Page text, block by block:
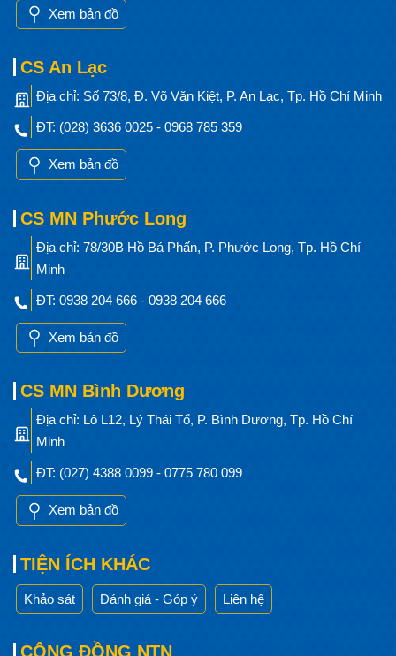
Xem bản đồ
CS An Lạc
Địa chỉ: Số 73/8, Đ. Võ Văn Kiệt, P. An Lạc, Tp. Hồ Chí Minh
ĐT: (028) 3636 0025 - 0968 785 359
Xem bản đồ
CS MN Phước Long
Địa chỉ: 78/30B Hồ Bá Phấn, P. Phước Long, Tp. Hồ Chí
Minh
ĐT: 0938 204 666 - 0938 204 666
Xem bản đồ
CS MN Bình Dương
Địa chỉ: Lô L12, Lý Thái Tổ, P. Bình Dương, Tp. Hồ Chí
Minh
ĐT: (027) 4388 0099 - 0775 780 099
Xem bản đồ
TIỆN ÍCH KHÁC
Khảo sát Đánh giá - Góp ý Liên hệ
CỘNG ĐỒNG NTN